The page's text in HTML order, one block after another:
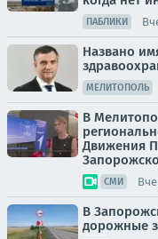
ПАБЛИКИ
Названо
МЕЛИТОПОЛЬ
В
Движения
СМИ
В
дорожные